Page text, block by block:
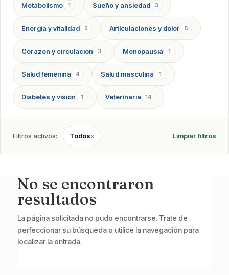
Metabolismo 1 Sueño y ansiedad 3
Energía y vitalidad 5 Articulaciones y dolor 5
Corazón y circulación 3 Menopausia 1
Salud femenina 4 Salud masculina 1
Diabetes y visión 1 Veterinaria 14
Filtros activos: Todos× Limpiar filtros
No se encontraron
resultados
La página solicitada no pudo encontrarse. Trate de
perfeccionar su búsqueda o utilice la navegación para
localizar la entrada.